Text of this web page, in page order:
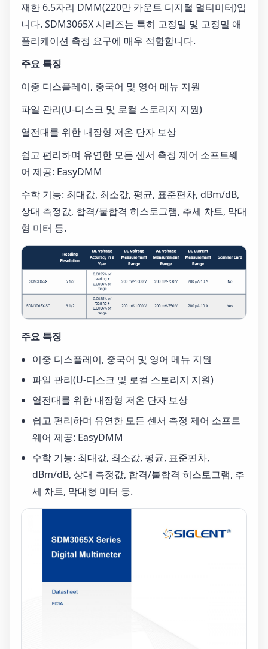
재한 6.5자리 DMM(220만 카운트 디지털 멀티미터)입
니다. SDM3065X 시리즈는 특히 고정밀 및 고정밀 애
플리케이션 측정 요구에 매우 적합합니다.
주요 특징
이중 디스플레이, 중국어 및 영어 메뉴 지원
파일 관리(U-디스크 및 로컬 스토리지 지원)
열전대를 위한 내장형 저온 단자 보상
쉽고 편리하며 유연한 모든 센서 측정 제어 소프트웨
어 제공: EasyDMM
수학 기능: 최대값, 최소값, 평균, 표준편차, dBm/dB,
상대 측정값, 합격/불합격 히스토그램, 추세 차트, 막대
형 미터 등.
주요 특징
이중 디스플레이, 중국어 및 영어 메뉴 지원
파일 관리(U-디스크 및 로컬 스토리지 지원)
열전대를 위한 내장형 저온 단자 보상
쉽고 편리하며 유연한 모든 센서 측정 제어 소프트
웨어 제공: EasyDMM
수학 기능: 최대값, 최소값, 평균, 표준편차,
dBm/dB, 상대 측정값, 합격/불합격 히스토그램, 추
세 차트, 막대형 미터 등.